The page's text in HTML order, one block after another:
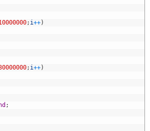
; i++)
; i++)
;